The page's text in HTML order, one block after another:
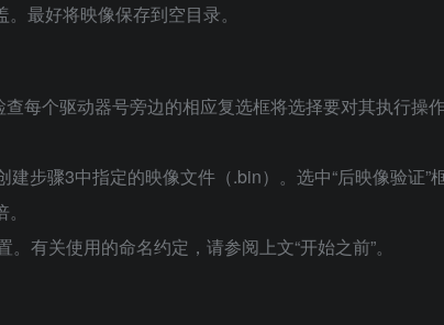
最好将映像保存到空目录。
每个驱动器号旁边的相应复选框将选择要对其执行操
步骤3中指定的映像文件（.bin）。选中“后映像验证”
有关使用的命名约定，请参阅上文“开始之前”。